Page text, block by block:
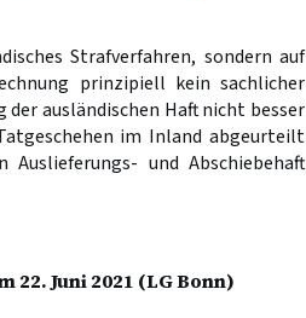
Strafverfahren, sondern auf
prinzipiell kein sachlicher
der ausländischen Haft nicht besser
im Inland abgeurteilt
und Abschiebehaft
22. Juni 2021 (LG Bonn)